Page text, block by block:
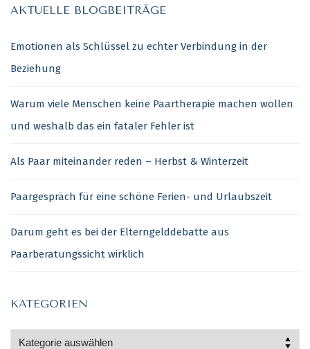
AKTUELLE BLOGBEITRÄGE
Emotionen als Schlüssel zu echter Verbindung in der
Beziehung
Warum viele Menschen keine Paartherapie machen wollen
und weshalb das ein fataler Fehler ist
Als Paar miteinander reden – Herbst & Winterzeit
Paargespräch für eine schöne Ferien- und Urlaubszeit
Darum geht es bei der Elterngelddebatte aus
Paarberatungssicht wirklich
KATEGORIEN
Kategorien